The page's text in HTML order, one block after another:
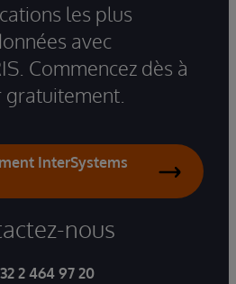
les plus
avec
Commencez dès à
InterSystems
nous
2 464 97 20